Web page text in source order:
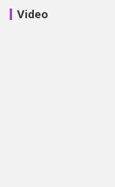
Video